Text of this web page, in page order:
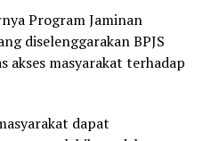
REHAB 3.0 melalui
sangat mudah. Saya
benar menjadi solusi
Program Jaminan
diselenggarakan BPJS
akses masyarakat terhadap
dapat